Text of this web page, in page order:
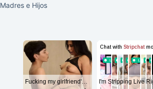
Madres e Hijos
Fucking my girlfriend's hot mommy by mistake